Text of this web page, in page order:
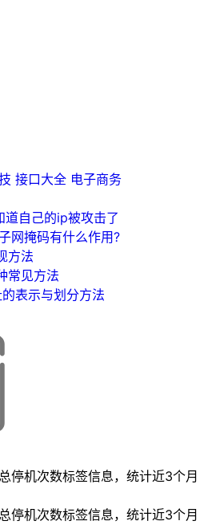
接口大全 电子商务
自己的ip被攻击了
网掩码有什么作用?
方法
常见方法
表示与划分方法
停机次数标签信息，统计近3个月
停机次数标签信息，统计近3个月